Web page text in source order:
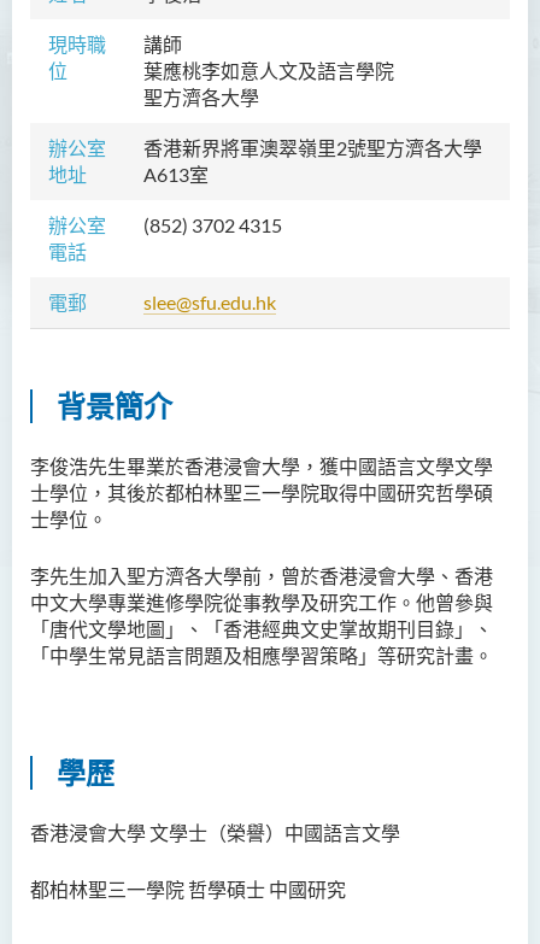
現時職
位
講師
葉應桃李如意人文及語言學院
聖方濟各大學
辦公室
地址
香港新界將軍澳翠嶺里2號聖方濟各大學
A613室
辦公室
電話
(852) 3702 4315
電郵 slee@sfu.edu.hk
背景簡介
李俊浩先生畢業於香港浸會大學，獲中國語言文學文學
士學位，其後於都柏林聖三一學院取得中國研究哲學碩
士學位。
李先生加入聖方濟各大學前，曾於香港浸會大學、香港
中文大學專業進修學院從事教學及研究工作。他曾參與
「唐代文學地圖」、「香港經典文史掌故期刊目錄」、
「中學生常見語言問題及相應學習策略」等研究計畫。
學歷
香港浸會大學 文學士（榮譽）中國語言文學
都柏林聖三一學院 哲學碩士 中國研究
吳海雅博士
李志權博士
胡耀東先生
蔡清衍先生
劉學言先生
詹嘉文博士
周倩如博士
何啟龍博士
李敬恒博士
楊永樂博士